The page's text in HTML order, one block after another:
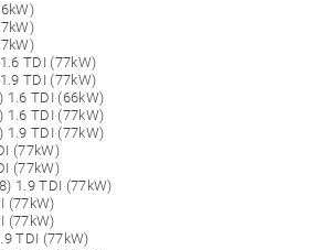
TDI (77kW)
TDI (77kW)
1.6 TDI (66kW)
1.6 TDI (77kW)
1.9 TDI (77kW)
(77kW)
(77kW)
1.9 TDI (77kW)
(77kW)
(77kW)
TDI (77kW)